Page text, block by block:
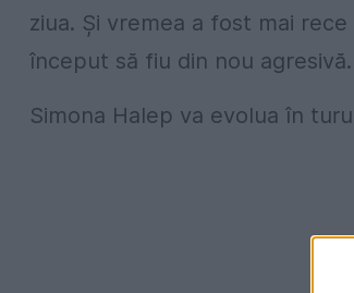
ziua. Şi vremea a fost mai
început să fiu din nou
Simona Halep va evolua în